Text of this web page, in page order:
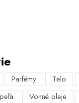
Parfémy Telo
Vonné oleje